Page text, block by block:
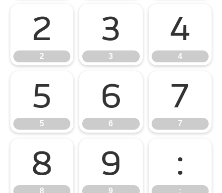
2
2
3
3
4
4
5
5
6
6
7
7
8
8
9
9
:
: